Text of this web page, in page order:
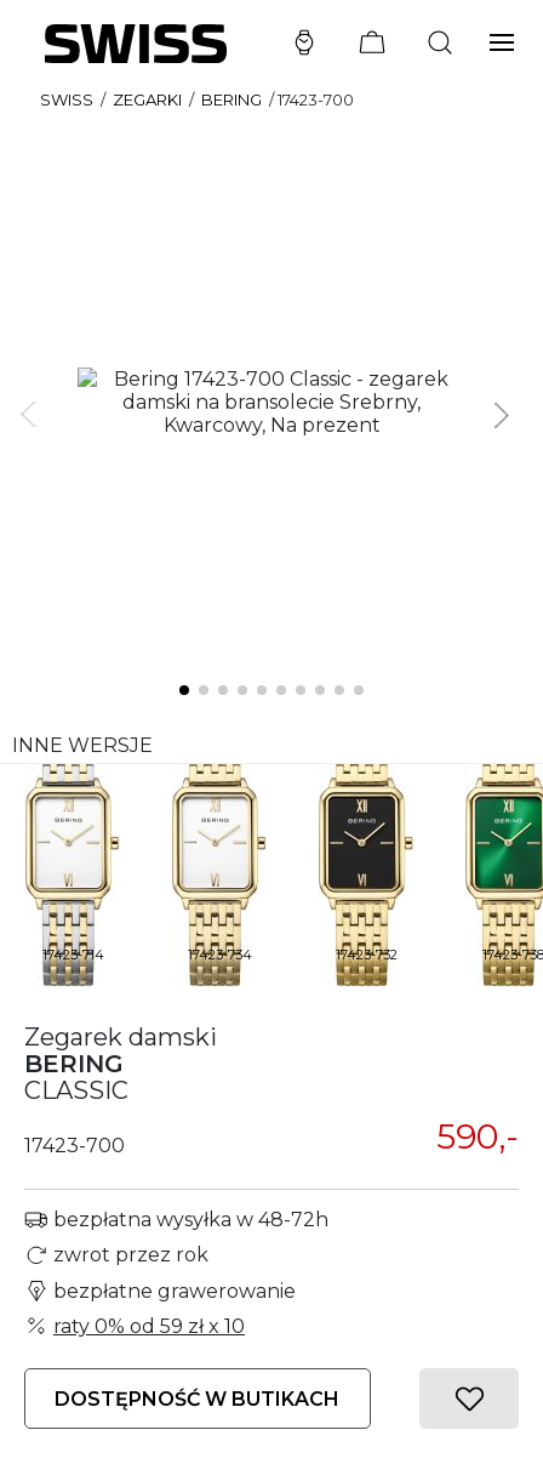
SWISS / ZEGARKI / BERING /17423-700
INNE WERSJE
17423-714 17423-734 17423-732 17423-738
Zegarek damski
BERING
CLASSIC
17423-700 590,-
bezpłatna wysyłka w 48-72h
zwrot przez rok
bezpłatne grawerowanie
raty 0% od 59 złx 10
DOSTĘPNOŚĆ W BUTIKACH